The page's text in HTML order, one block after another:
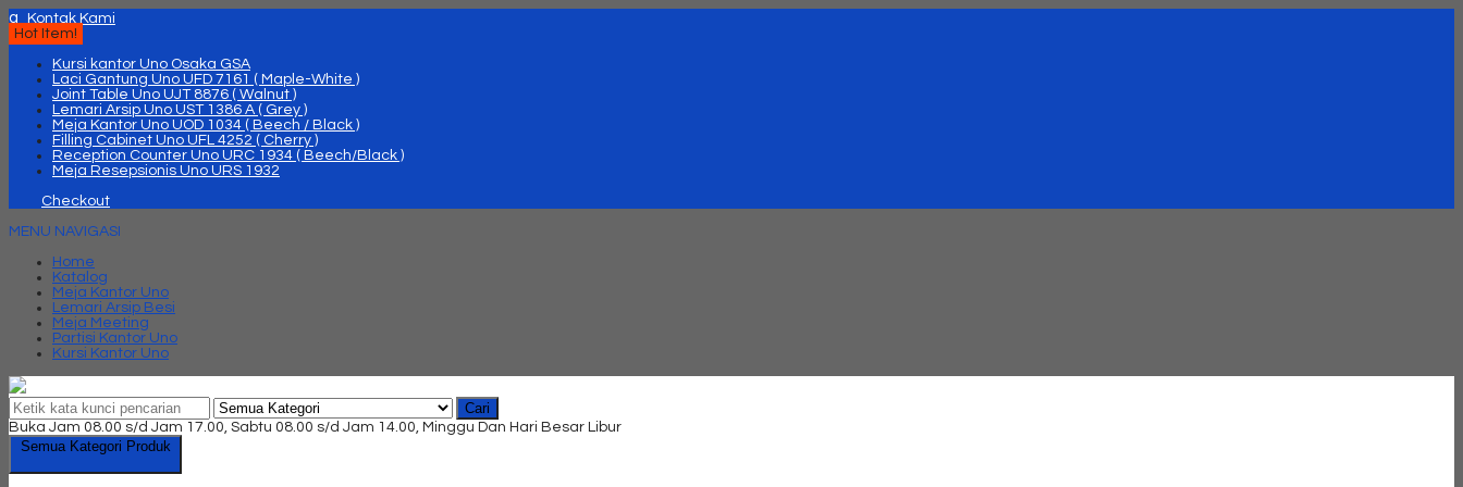
q
Kontak Kami
Hot Item!
Kursi kantor Uno Osaka GSA
Laci Gantung Uno UFD 7161 ( Maple-White )
Joint Table Uno UJT 8876 ( Walnut )
Lemari Arsip Uno UST 1386 A ( Grey )
Meja Kantor Uno UOD 1034 ( Beech / Black )
Filling Cabinet Uno UFL 4252 ( Cherry )
Reception Counter Uno URC 1934 ( Beech/Black )
Meja Resepsionis Uno URS 1932
Checkout
MENU NAVIGASI
Home
Katalog
Meja Kantor Uno
Lemari Arsip Besi
Meja Meeting
Partisi Kantor Uno
Kursi Kantor Uno
Cari
Buka Jam 08.00 s/d Jam 17.00, Sabtu 08.00 s/d Jam 14.00, Minggu Dan Hari Besar Libur
Semua Kategori Produk